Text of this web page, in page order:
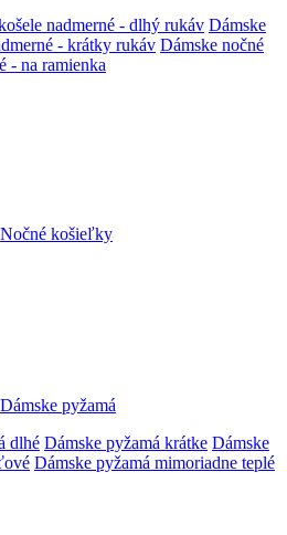
nadmerné - dlhý rukáv Dámske
- krátky rukáv Dámske nočné
- na ramienka
Nočné košieľky
Dámske pyžamá
dlhé Dámske pyžamá krátke Dámske
Dámske pyžamá mimoriadne teplé